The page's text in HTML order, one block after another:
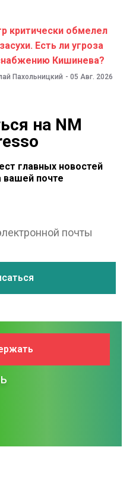
критически обмелел
Есть ли угроза
Кишинева?
Пахольницкий - 05 Авг. 2026
на NM
главных новостей
почте